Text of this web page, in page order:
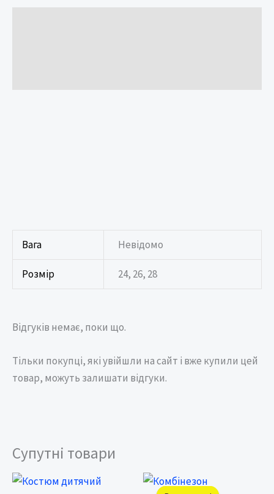
Вага Невідомо
Розмір 24, 26, 28
Відгуків немає, поки що.
Тільки покупці, які увійшли на сайт і вже купили цей
товар, можуть залишати відгуки.
Супутні товари
Price
Оригінальна
ціна:
Поточна
ціна: